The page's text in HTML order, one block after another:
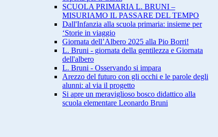
SCUOLA PRIMARIA L. BRUNI –
MISURIAMO IL PASSARE DEL TEMPO
Dall'Infanzia alla scuola primaria: insieme per
‘Storie in viaggio
Giornata dell’Albero 2025 alla Pio Borri!
L. Bruni - giornata della gentilezza e Giornata
dell'albero
L. Bruni - Osservando si impara
Arezzo del futuro con gli occhi e le parole degli
alunni: al via il progetto
Si apre un meraviglioso bosco didattico alla
scuola elementare Leonardo Bruni